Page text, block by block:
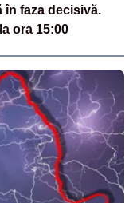
în faza decisivă.
ora 15:00